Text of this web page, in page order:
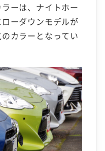
ーは、ナイトホー
ーダウンモデルが
カラーとなってい